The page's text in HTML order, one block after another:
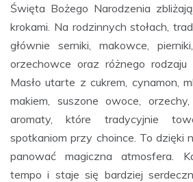
Święta Bożego Narodzenia
krokami. Na rodzinnych stołach,
głównie serniki, makowce,
orzechowce oraz różnego rodzaju
Masło utarte z cukrem, cynamon,
makiem, suszone owoce,
aromaty, które tradycyjnie
spotkaniom przy choince. To dzięki
panować magiczna atmosfera.
tempo i staje się bardziej